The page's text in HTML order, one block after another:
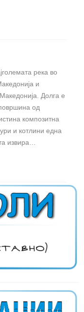
река во
и
Долга е
од
композитна
и котлини една
извира…